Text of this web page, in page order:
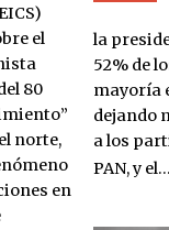
el
80
norte,
en
la
52% de
mayoría
dejando
a los
PAN, y el…